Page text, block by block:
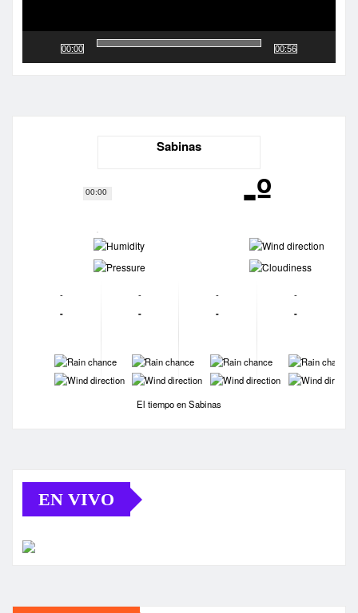
00:00
00:00
00:56
Sabinas
-º
-
-
-
-
-
-
-
-
-
-
-
-
-
-
-
-
-
-
-
-
El tiempo en Sabinas
EN VIVO